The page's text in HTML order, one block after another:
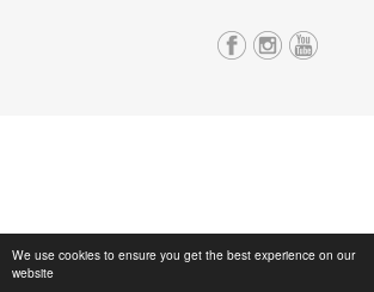
We use cookies to ensure you get the best experience on our
website